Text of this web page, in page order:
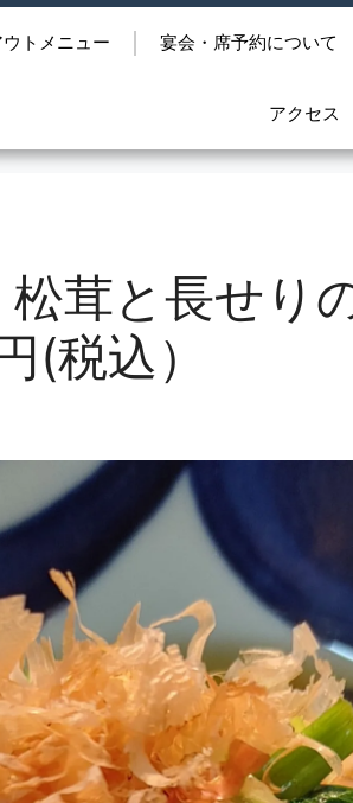
トメニュー 宴会・席予約について
アクセス
松茸と長せり
税込）